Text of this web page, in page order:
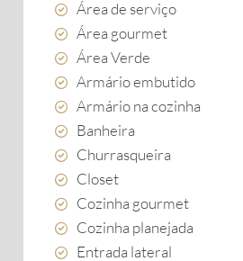
Área de serviço
Área gourmet
Área Verde
Armário embutido
Armário na cozinha
Banheira
Churrasqueira
Closet
Cozinha gourmet
Cozinha planejada
Entrada lateral